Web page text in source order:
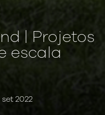
| Projetos
escala
set 2022